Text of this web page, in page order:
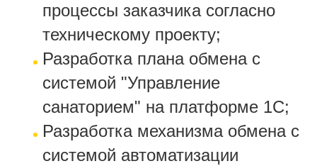
процессы заказчика согласно
техническому проекту;
Разработка плана обмена с
системой "Управление
санаторием" на платформе 1С;
Разработка механизма обмена с
системой автоматизации